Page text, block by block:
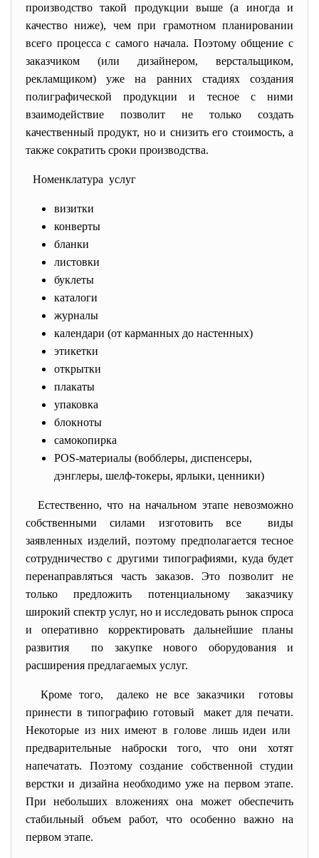
производство такой продукции выше (а иногда и
качество ниже), чем при грамотном планировании
всего процесса с самого начала. Поэтому общение с
заказчиком (или дизайнером, верстальщиком,
рекламщиком) уже на ранних стадиях создания
полиграфической продукции и тесное с ними
взаимодействие позволит не только создать
качественный продукт, но и снизить его стоимость, а
также сократить сроки производства.
Номенклатура услуг
визитки
конверты
бланки
листовки
буклеты
каталоги
журналы
календари (от карманных до настенных)
этикетки
открытки
плакаты
упаковка
блокноты
самокопирка
POS-материалы (вобблеры, диспенсеры,
дэнглеры, шелф-токеры, ярлыки, ценники)
Естественно, что на начальном этапе невозможно
собственными силами изготовить все виды
заявленных изделий, поэтому предполагается тесное
сотрудничество с другими типографиями, куда будет
перенаправляться часть заказов. Это позволит не
только предложить потенциальному заказчику
широкий спектр услуг, но и исследовать рынок спроса
и оперативно корректировать дальнейшие планы
развития по закупке нового оборудования и
расширения предлагаемых услуг.
Кроме того, далеко не все заказчики готовы
принести в типографию готовый макет для печати.
Некоторые из них имеют в голове лишь идеи или
предварительные наброски того, что они хотят
напечатать. Поэтому создание собственной студии
верстки и дизайна необходимо уже на первом этапе.
При небольших вложениях она может обеспечить
стабильный объем работ, что особенно важно на
первом этапе.